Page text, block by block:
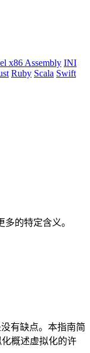
x86 Assembly INI
Ruby Scala Swift
的特定含义。
有缺点。本指南简
概述虚拟化的许